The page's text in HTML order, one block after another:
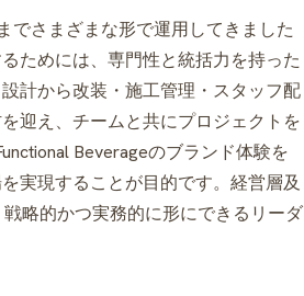
でさまざまな形で運用してきました
ためには、専門性と統括力を持った
計から改装・施工管理・スタッフ配
迎え、チームと共にプロジェクトを
Beverageのブランド体験を
実現することが目的です。経営層及
略的かつ実務的に形にできるリーダ